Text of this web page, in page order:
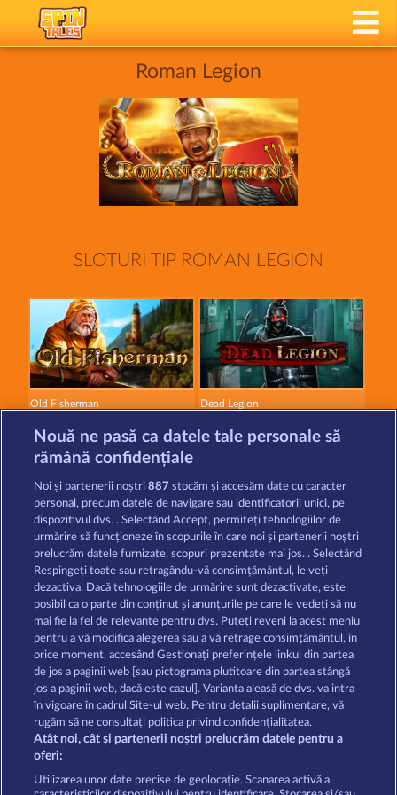
Roman Legion
SLOTURI TIP ROMAN LEGION
Old Fisherman Dead Legion
Mallorca Wilds Super Piggy Coins
Termeni și condiții
Declarație de confidențialitate
Asistență tehnică Firmă
Întrebări frecvente Program de afiliere
Nouă ne pasă ca datele tale personale să
rămână confidențiale
Noi și partenerii noștri887 stocăm și accesăm date cu caracter
personal, precum datele de navigare sau identificatorii unici, pe
dispozitivul dvs. . Selectând Accept, permiteți tehnologiilor de
urmărire să funcționeze în scopurile în care noi și partenerii noștri
prelucrăm datele furnizate, scopuri prezentate mai jos. . Selectând
Respingeți toate sau retragându-vă consimțământul, le veți
dezactiva. Dacă tehnologiile de urmărire sunt dezactivate, este
posibil ca o parte din conținut și anunțurile pe care le vedeți să nu
mai fie la fel de relevante pentru dvs. Puteți reveni la acest meniu
pentru a vă modifica alegerea sau a vă retrage consimțământul, în
orice moment, accesând Gestionați preferințele linkul din partea
de jos a paginii web [sau pictograma plutitoare din partea stângă
jos a paginii web, dacă este cazul]. Varianta aleasă de dvs. va intra
în vigoare în cadrul Site-ul web. Pentru detalii suplimentare, vă
rugăm să ne consultați politica privind confidențialitatea.
Atât noi, cât și partenerii noștri prelucrăm datele pentru a
oferi:
Utilizarea unor date precise de geolocație. Scanarea activă a